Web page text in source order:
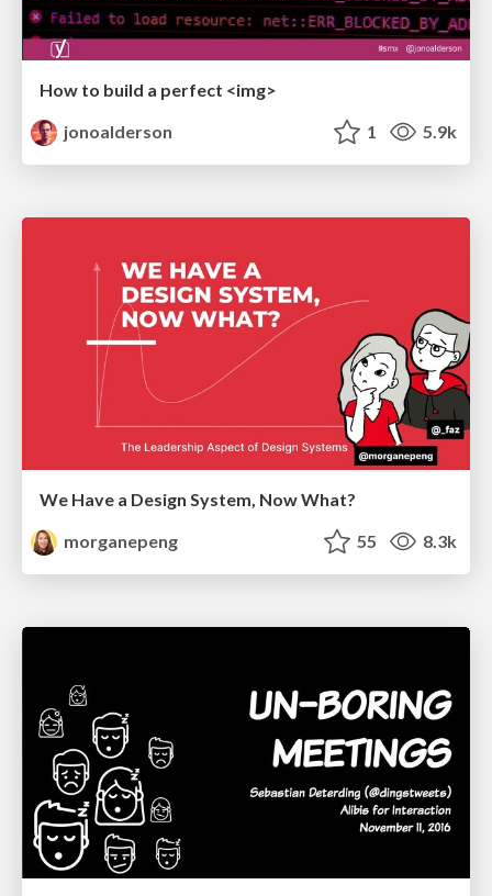
How to build a perfect <img>
jonoalderson
1 5.9k
We Have a Design System, Now What?
morganepeng
55 8.3k